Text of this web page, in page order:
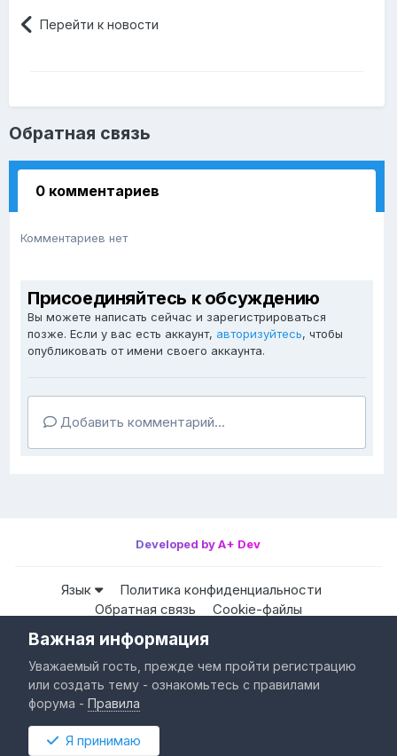
Перейти к новости
Обратная связь
0 комментариев
Комментариев нет
Присоединяйтесь к обсуждению
Вы можете написать сейчас и зарегистрироваться
позже. Если у вас есть аккаунт, авторизуйтесь, чтобы
опубликовать от имени своего аккаунта.
Добавить комментарий...
Developed by A+ Dev
Язык
Политика конфиденциальности
Обратная связь
Cookie-файлы
Powered by Invision Community
Важная информация
Уважаемый гость, прежде чем пройти регистрацию
или создать тему - ознакомьтесь с правилами
форума -Правила
Я принимаю